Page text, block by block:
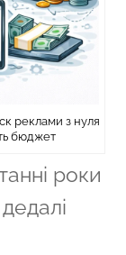
реклами з нуля
бюджет
роки